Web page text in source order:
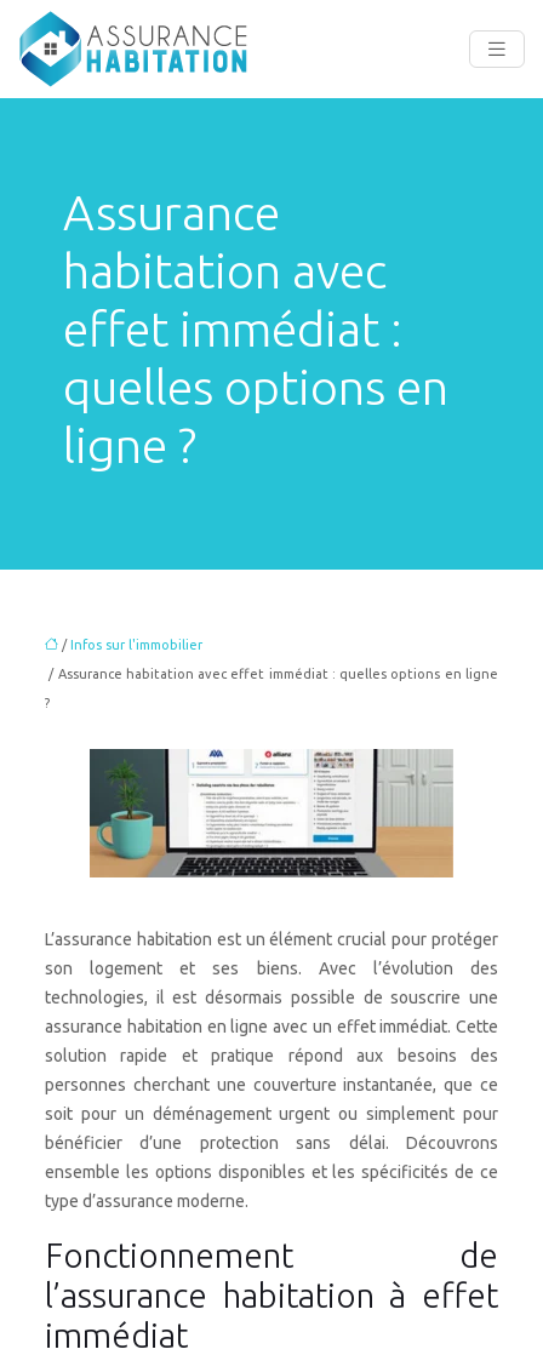
Assurance
habitation avec
effet immédiat :
quelles options en
ligne ?
/Infos sur l'immobilier
/ Assurance habitation avec effet immédiat : quelles options en ligne
?
L’assurance habitation est un élément crucial pour protéger
son logement et ses biens. Avec l’évolution des
technologies, il est désormais possible de souscrire une
assurance habitation en ligne avec un effet immédiat. Cette
solution rapide et pratique répond aux besoins des
personnes cherchant une couverture instantanée, que ce
soit pour un déménagement urgent ou simplement pour
bénéficier d’une protection sans délai. Découvrons
ensemble les options disponibles et les spécificités de ce
type d’assurance moderne.
Fonctionnement de
l’assurance habitation à effet
immédiat